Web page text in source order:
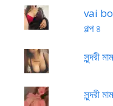
vai
গল্প ৪
সুন্দরী
সুন্দরী